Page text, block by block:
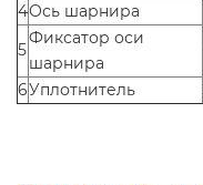
4Ось шарнира
5
Фиксатор оси
шарнира
6Уплотнитель